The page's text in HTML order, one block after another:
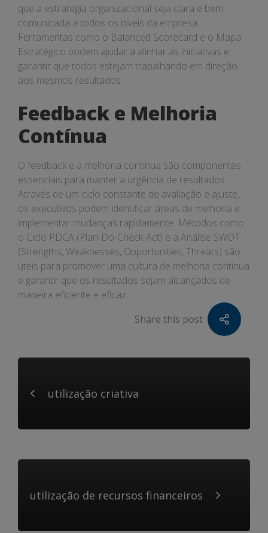
que a estratégia organizacional seja clara e bem
comunicada a todos os níveis da empresa.
Ferramentas como o Balanced Scorecard e o Mapa
Estratégico podem ajudar a alinhar as iniciativas e
garantir que todos estejam trabalhando em direção
aos mesmos resultados.
Feedback e Melhoria
Contínua
O feedback e a melhoria contínua são componentes
essenciais para manter a urgência de resultados.
Através de um ciclo constante de avaliação e ajuste,
os executivos podem identificar áreas de melhoria e
implementar mudanças rapidamente. Métodos como
o Ciclo PDCA (Plan-Do-Check-Act) e a Análise SWOT
(Strengths, Weaknesses, Opportunities, Threats) são
úteis para promover uma cultura de melhoria contínua
e garantir que os resultados sejam alcançados de
maneira eficiente e eficaz.
Share this post
utilização criativa
utilização de recursos financeiros